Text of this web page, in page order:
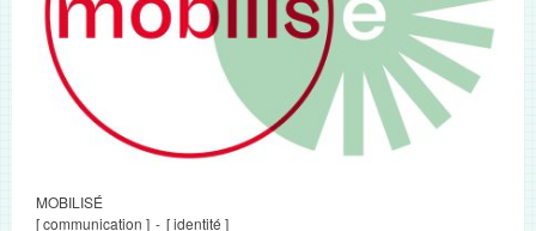
MOBILISÉ
[ communication ]
[ identité ]